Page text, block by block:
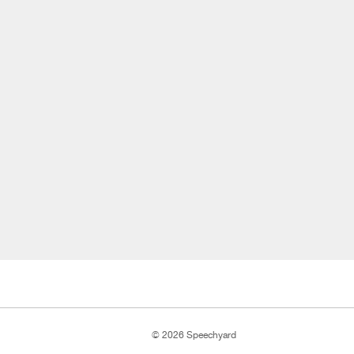
© 2026 Speechyard